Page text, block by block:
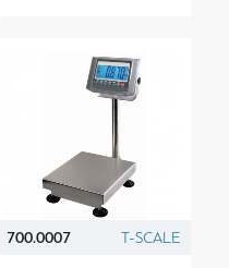
700.0007 T-SCALE